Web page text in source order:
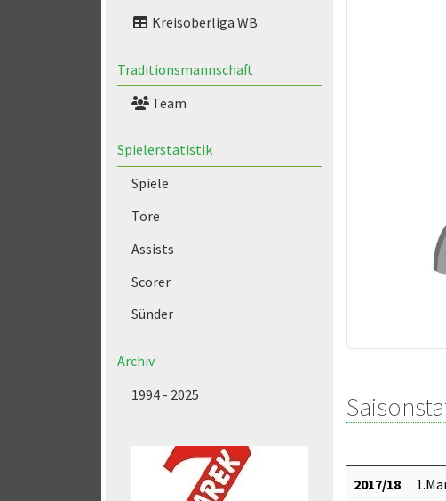
Kreisoberliga WB
Traditionsmannschaft
Team
Spielerstatistik
Spiele
Tore
Assists
Scorer
Sünder
Archiv
1994 - 2025
2017/18